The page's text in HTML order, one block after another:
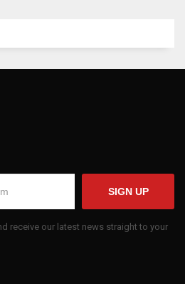
SIGN UP
receive our latest news straight to your